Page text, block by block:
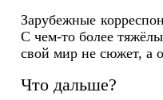
Зарубежные
С чем-то более
свой мир не сюжет, а
Что дальше?